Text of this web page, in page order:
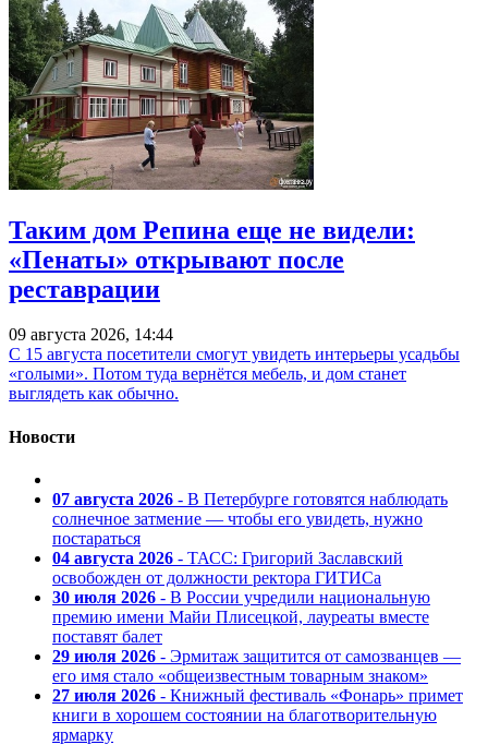
Таким дом Репина еще не видели:
«Пенаты» открывают после
реставрации
09 августа 2026, 14:44
С 15 августа посетители смогут увидеть интерьеры усадьбы
«голыми». Потом туда вернётся мебель, и дом станет
выглядеть как обычно.
Новости
07 августа 2026 - В Петербурге готовятся наблюдать
солнечное затмение — чтобы его увидеть, нужно
постараться
04 августа 2026 - ТАСС: Григорий Заславский
освобожден от должности ректора ГИТИСа
30 июля 2026 - В России учредили национальную
премию имени Майи Плисецкой, лауреаты вместе
поставят балет
29 июля 2026 - Эрмитаж защитится от самозванцев —
его имя стало «общеизвестным товарным знаком»
27 июля 2026 - Книжный фестиваль «Фонарь» примет
книги в хорошем состоянии на благотворительную
ярмарку